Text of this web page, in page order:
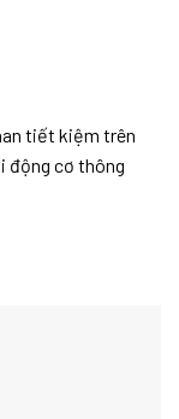
tiết kiệm trên
động cơ thông